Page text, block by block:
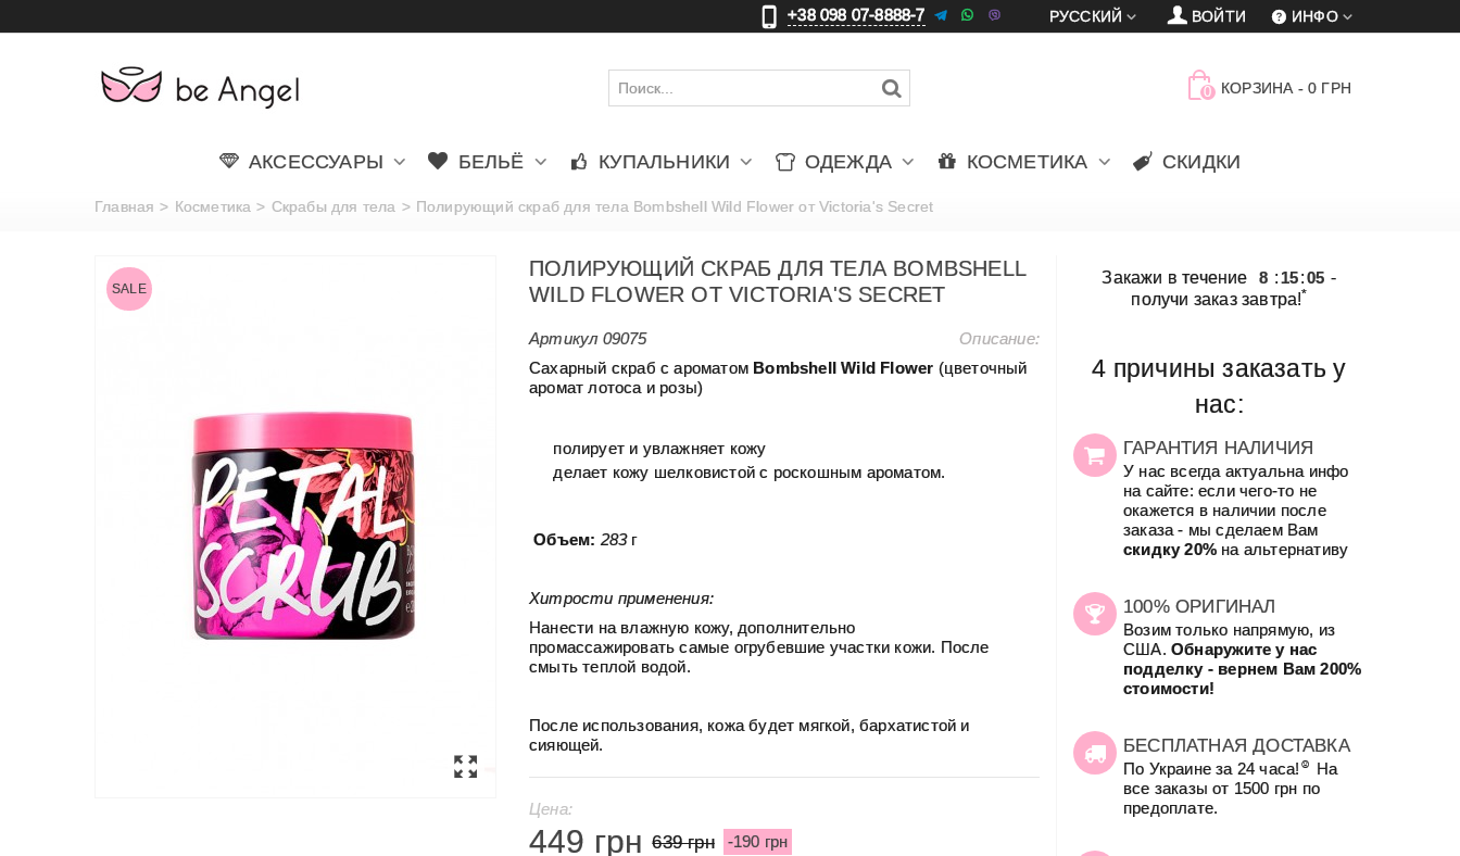
+38 098 07-8888-7 更 車 賈 ИНФО
ВОЙТИ
РУССКИЙ
0 КОРЗИНА - 0 ГРН
АКСЕССУАРЫ БЕЛЬЁ КУПАЛЬНИКИ ОДЕЖДА КОСМЕТИКА СКИДКИ
Главная > Косметика > Скрабы для тела > Полирующий скраб для тела Bombshell Wild Flower от Victoria's Secret
SALE
ПОЛИРУЮЩИЙ СКРАБ ДЛЯ ТЕЛА BOMBSHELL
WILD FLOWER ОТ VICTORIA'S SECRET
Артикул 09075
Описание:
Сахарный скраб с ароматом Bombshell Wild Flower (цветочный
аромат лотоса и розы)
полирует и увлажняет кожу
делает кожу шелковистой с роскошным ароматом.
Объем: 283г
Хитрости применения:
Нанести на влажную кожу, дополнительно
промассажировать самые огрубевшие участки кожи. После
смыть теплой водой.
После использования, кожа будет мягкой, бархатистой и
сияющей.
Цена:
449 грн 639 грн -190 грн
Закажи в течение 8 :15:05 -
получи заказ завтра!*
4 причины заказать у
нас:
ГАРАНТИЯ НАЛИЧИЯ
У нас всегда актуальна инфо
на сайте: если чего-то не
окажется в наличии после
заказа - мы сделаем Вам
скидку 20%на альтернативу
100% ОРИГИНАЛ
Возим только напрямую, из
США. Обнаружите у нас
подделку - вернем Вам 200%
стоимости!
БЕСПЛАТНАЯ ДОСТАВКА
По Украине за 24 часа! ☺
На
все заказы от 1500 грн по
предоплате.